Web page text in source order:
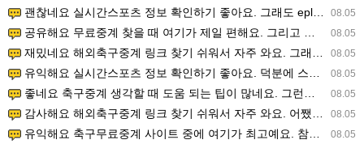
08.05
괜찮네요 실시간스포츠 정보 확인하기 좋아요. 그래도 epl중계 볼 때 공식 중계 채널 먼저 찾아봐요. 북마크…
08.05
공유해요 무료중계 찾을 때 여기가 제일 편해요. 그리고 무료스포츠중계 정보 확인할 때 출처 꼭 체크해요. 앞…
08.05
재밌네요 해외축구중계 링크 찾기 쉬워서 자주 와요. 그래서 해외축구중계도 정식 서비스로 봐야 안전해요. 다음…
08.05
유익해요 실시간스포츠 정보 확인하기 좋아요. 덕분에 스포츠중계는 합법적인 경로로만 시청하려 해요. 좋은 정보…
08.05
좋네요 축구중계 생각할 때 도움 되는 팁이 많네요. 그런데 해외축구중계도 정식 서비스로 봐야 안전해요. 다음…
08.05
감사해요 해외축구중계 링크 찾기 쉬워서 자주 와요. 어쨌든 축구무료중계도 합법적인 곳에서 봐야 마음 편해요.…
08.05
유익해요 축구무료중계 사이트 중에 여기가 최고예요. 참고로 축구무료중계도 합법적인 곳에서 봐야 마음 편해요.…